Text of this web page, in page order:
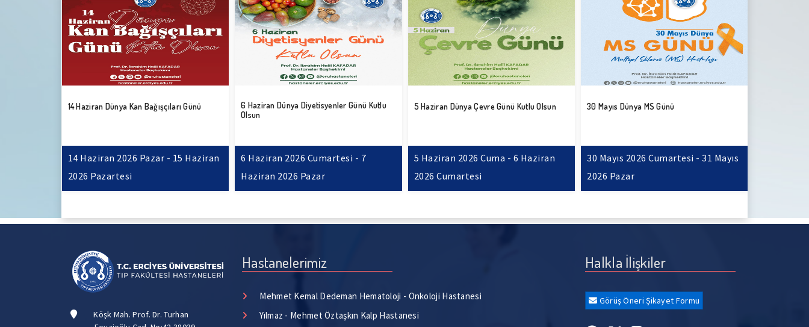
14 Haziran Dünya Kan Bağışçıları Günü
14 Haziran 2026 Pazar - 15 Haziran
2026 Pazartesi
6 Haziran Dünya Diyetisyenler Günü Kutlu
Olsun
6 Haziran 2026 Cumartesi - 7
Haziran 2026 Pazar
5 Haziran Dünya Çevre Günü Kutlu Olsun
5 Haziran 2026 Cuma - 6 Haziran
2026 Cumartesi
30 Mayıs Dünya MS Günü
30 Mayıs 2026 Cumartesi - 31 Mayıs
2026 Pazar
Köşk Mah. Prof. Dr. Turhan
Hastanelerimiz
Mehmet Kemal Dedeman Hematoloji - Onkoloji Hastanesi
Yılmaz - Mehmet Öztaşkın Kalp Hastanesi
Halkla İlişkiler
Görüş Öneri Şikayet Formu